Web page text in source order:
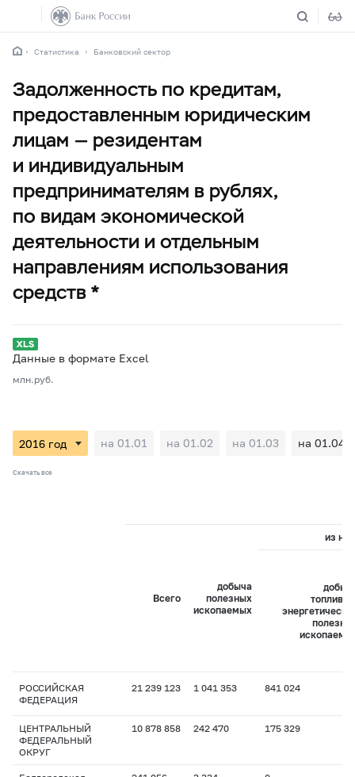
Статистика Банковский сектор
Задолженность по кредитам,
предоставленным юридическим
лицам — резидентам
и индивидуальным
предпринимателям в рублях,
по видам экономической
деятельности и отдельным
направлениям использования
средств *
Данные в формате Excel
млн.руб.
на 01.01 на 01.02 на 01.03 на 01.04
Скачать все
Всего
добыча
полезных
ископаемых
из
РОССИЙСКАЯ
ФЕДЕРАЦИЯ
21 239 123 1 041 353 841 024
ЦЕНТРАЛЬНЫЙ
ФЕДЕРАЛЬНЫЙ
ОКРУГ
10 878 858 242 470 175 329